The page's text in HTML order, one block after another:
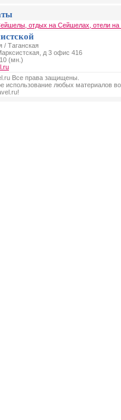
отдых на Сейшелах, отели
/ Таганская
д 3 офис 416
(мн.)
Все права защищены.
использование любых материалов